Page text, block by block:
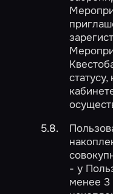
- у
менее 3